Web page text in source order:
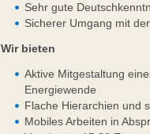
Sehr gute
Sicherer Umgang mit
Wir bieten
Aktive Mitgestaltung
Energiewende
Flache Hierarchien und
Mobiles Arbeiten in